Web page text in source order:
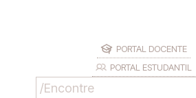
PORTAL DOCENTE
PORTAL ESTUDANTIL